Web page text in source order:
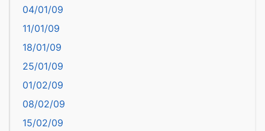
Bartın
başkentler
Batman
Bayburt
Bilecik
Bingöl
Bitlis
04/01/09
11/01/09
18/01/09
25/01/09
01/02/09
08/02/09
15/02/09